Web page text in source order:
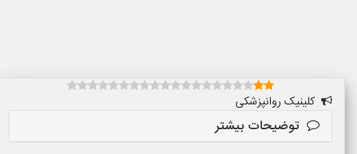
کلینیک روانپزشکی
توضیحات بیشتر